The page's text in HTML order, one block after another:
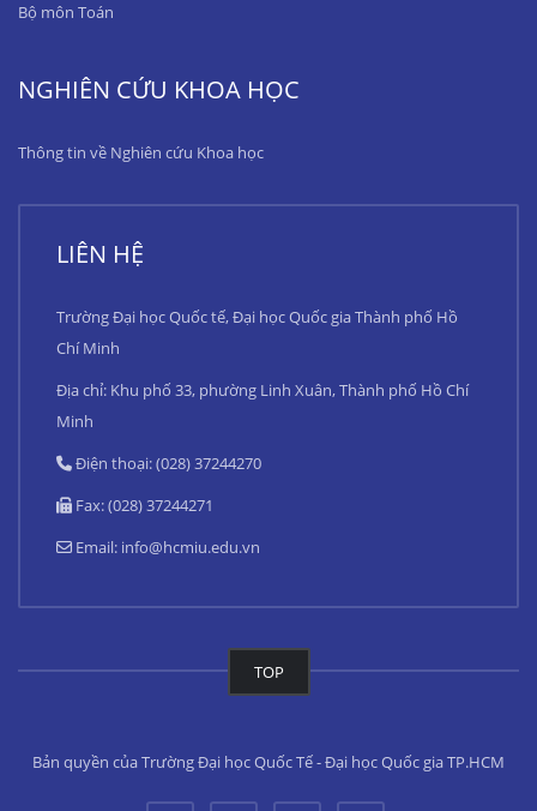
Bộ môn Toán
NGHIÊN CỨU KHOA HỌC
Thông tin về Nghiên cứu Khoa học
LIÊN HỆ
Trường Đại học Quốc tế, Đại học Quốc gia Thành phố Hồ
Chí Minh
Địa chỉ: Khu phố 33, phường Linh Xuân, Thành phố Hồ Chí
Minh
Điện thoại: (028) 37244270
Fax: (028) 37244271
Email: info@hcmiu.edu.vn
TOP
Bản quyền của Trường Đại học Quốc Tế - Đại học Quốc gia TP.HCM